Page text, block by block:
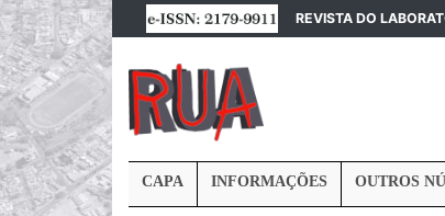
REVISTA DO
CAPA INFORMAÇÕES OUTROS